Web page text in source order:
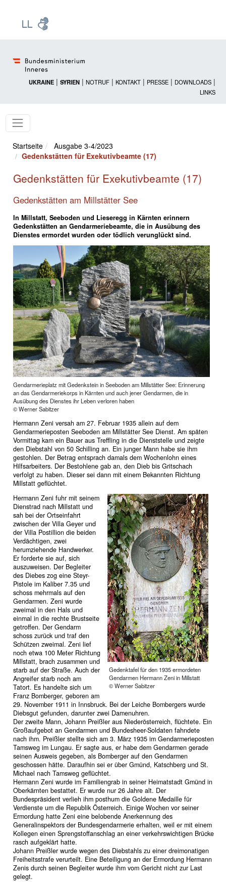
UKRAINE | SYRIEN | NOTRUF | KONTAKT | PRESSE | DOWNLOADS |
LINKS
Startseite
Ausgabe 3-4/2023
Gedenkstätten für Exekutivbeamte (17)
Gedenkstätten für Exekutivbeamte (17)
Gedenkstätten am Millstätter See
In Millstatt, Seeboden und Lieseregg in Kärnten erinnern
Gedenkstätten an Gendarmeriebeamte, die in Ausübung des
Dienstes ermordet wurden oder tödlich verunglückt sind.
Gendarmerieplatz mit Gedenkstein in Seeboden am Millstätter See: Erinnerung
an das Gendarmeriekorps in Kärnten und auch jener Gendarmen, die in
Ausübung des Dienstes ihr Leben verloren haben
© Werner Sabitzer
Hermann Zeni versah am 27. Februar 1935 allein auf dem
Gendarmerieposten Seeboden am Millstätter See Dienst. Am späten
Vormittag kam ein Bauer aus Treffling in die Dienststelle und zeigte
den Diebstahl von 50 Schilling an. Ein junger Mann habe sie ihm
gestohlen. Der Betrag entsprach damals dem Wochenlohn eines
Hilfsarbeiters. Der Bestohlene gab an, den Dieb bis Gritschach
verfolgt zu haben. Dieser sei dann mit einem Bekannten Richtung
Millstatt geflüchtet.
Gedenktafel für den 1935 ermordeten
Gendarmen Hermann Zeni in Millstatt
© Werner Sabitzer
Hermann Zeni fuhr mit seinem
Dienstrad nach Millstatt und
sah bei der Ortseinfahrt
zwischen der Villa Geyer und
der Villa Postillion die beiden
Verdächtigen, zwei
herumziehende Handwerker.
Er forderte sie auf, sich
auszuweisen. Der Begleiter
des Diebes zog eine Steyr-
Pistole im Kaliber 7.35 und
schoss mehrmals auf den
Gendarmen. Zeni wurde
zweimal in den Hals und
einmal in die rechte Brustseite
getroffen. Der Gendarm
schoss zurück und traf den
Schützen zweimal. Zeni lief
noch etwa 100 Meter Richtung
Millstatt, brach zusammen und
starb auf der Straße. Auch der
Angreifer starb noch am
Tatort. Es handelte sich um
Franz Bomberger, geboren am
29. November 1911 in Innsbruck. Bei der Leiche Bombergers wurde
Diebsgut gefunden, darunter zwei Damenuhren.
Der zweite Mann, Johann Preißler aus Niederösterreich, flüchtete. Ein
Großaufgebot an Gendarmen und Bundesheer-Soldaten fahndete
nach ihm. Preißler stellte sich am 3. März 1935 im Gendarmerieposten
Tamsweg im Lungau. Er sagte aus, er habe dem Gendarmen gerade
seinen Ausweis gegeben, als Bomberger auf den Gendarmen
geschossen hätte. Daraufhin sei er über Gmünd, Katschberg und St.
Michael nach Tamsweg geflüchtet.
Hermann Zeni wurde im Familiengrab in seiner Heimatstadt Gmünd in
Oberkärnten bestattet. Er wurde nur 26 Jahre alt. Der
Bundespräsident verlieh ihm posthum die Goldene Medaille für
Verdienste um die Republik Österreich. Einige Wochen vor seiner
Ermordung hatte Zeni eine belobende Anerkennung des
Generalinspektors der Bundesgendarmerie erhalten, weil er mit einem
Kollegen einen Sprengstoffanschlag an einer verkehrswichtigen Brücke
rasch aufgeklärt hatte.
Johann Preißler wurde wegen des Diebstahls zu einer dreimonatigen
Freiheitsstrafe verurteilt. Eine Beteiligung an der Ermordung Hermann
Zenis durch seinen Begleiter wurde ihm vom Gericht nicht zur Last
gelegt.